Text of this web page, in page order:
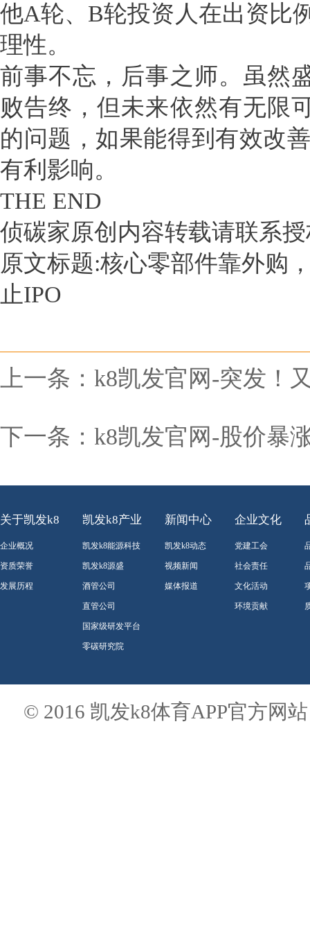
他A轮、B轮投资人在出资比
理性。
前事不忘，后事之师。虽然
败告终，但未来依然有无限
的问题，如果能得到有效改
有利影响。
THE END
侦碳家原创内容转载请联系
原文标题:核心零部件靠外购
止IPO
上一条： k8凯发官网-突发！
下一条： k8凯发官网-股价暴
关于凯发k8
企业概况
资质荣誉
发展历程
凯发k8产业
凯发k8能源科技
凯发k8源盛
酒管公司
直管公司
国家级研发平台
零碳研究院
新闻中心
凯发k8动态
视频新闻
媒体报道
企业文化
党建工会
社会责任
文化活动
环境贡献
© 2016 凯发k8体育APP官方网